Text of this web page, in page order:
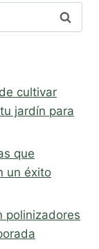
cultivar
jardín para
que
un éxito
polinizadores